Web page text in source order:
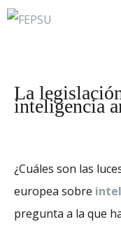
La
inteligencia
¿Cuáles son las
europea sobre
pregunta a la que